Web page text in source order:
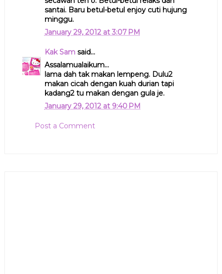
santai. Baru betul-betul enjoy cuti hujung
minggu.
January 29, 2012 at 3:07 PM
Kak Samsaid...
Assalamualaikum...
lama dah tak makan lempeng. Dulu2
makan cicah dengan kuah durian tapi
kadang2 tu makan dengan gula je.
January 29, 2012 at 9:40 PM
Post a Comment